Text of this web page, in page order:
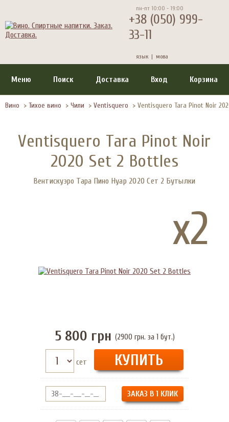
пн-пт 10:00 - 19:00
+38 (050) 999-
33-11
язык | мова
Меню Поиск Доставка Вход Корзина
Вино > Тихое вино > Чили > Ventisquero > Ventisquero Tara Pinot Noir
Ventisquero Tara Pinot Noir
2020 Set 2 Bottles
Вентискуэро Тара Пино Нуар 2020 Сет 2 Бутылки
x2
5 800 грн (2900 грн. за 1 бут.)
сет
ЗАКАЗ В 1 КЛИК